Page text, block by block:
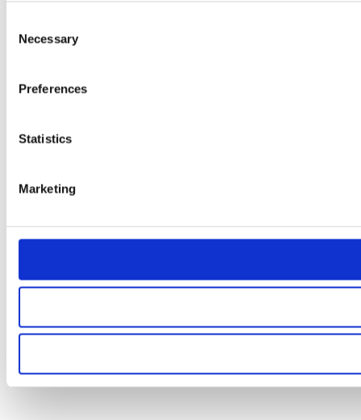
Selection
Necessary
Preferences
Statistics
Marketing